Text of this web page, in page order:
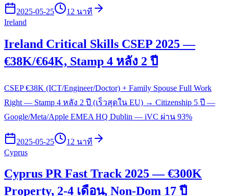
2025-05-25
12 นาที
Ireland
Ireland Critical Skills CSEP 2025 —
€38K/€64K, Stamp 4 หลัง 2 ปี
CSEP €38K (ICT/Engineer/Doctor) + Family Spouse Full Work
Right — Stamp 4 หลัง 2 ปี (เร็วสุดใน EU) → Citizenship 5 ปี —
Google/Meta/Apple EMEA HQ Dublin — iVC ผ่าน 93%
2025-05-25
12 นาที
Cyprus
Cyprus PR Fast Track 2025 — €300K
Property, 2-4 เดือน, Non-Dom 17 ปี